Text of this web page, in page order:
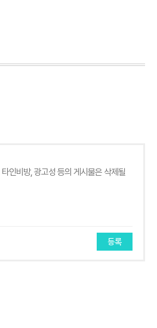
등록